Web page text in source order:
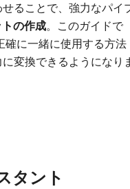
ることで、強力なパイ
の作成。このガイドで
確に一緒に使用する方法
変換できるようになり
タント